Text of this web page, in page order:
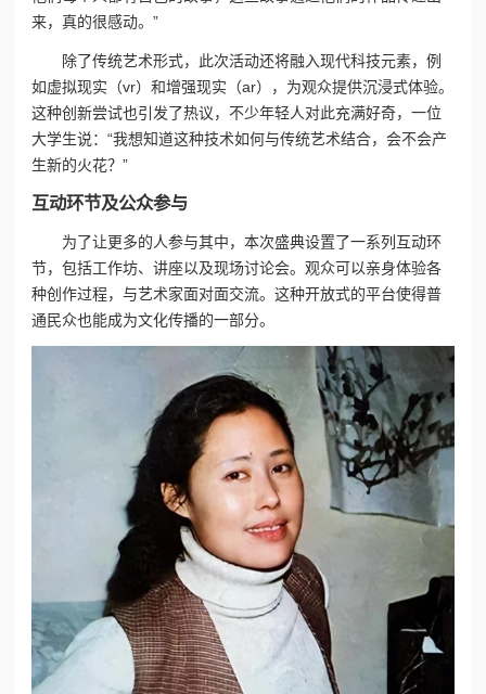
来，真的很感动。”
除了传统艺术形式，此次活动还将融入现代科技元素，例
如虚拟现实（vr）和增强现实（ar），为观众提供沉浸式体验。
这种创新尝试也引发了热议，不少年轻人对此充满好奇，一位
大学生说：“我想知道这种技术如何与传统艺术结合，会不会产
生新的火花？”
互动环节及公众参与
为了让更多的人参与其中，本次盛典设置了一系列互动环
节，包括工作坊、讲座以及现场讨论会。观众可以亲身体验各
种创作过程，与艺术家面对面交流。这种开放式的平台使得普
通民众也能成为文化传播的一部分。